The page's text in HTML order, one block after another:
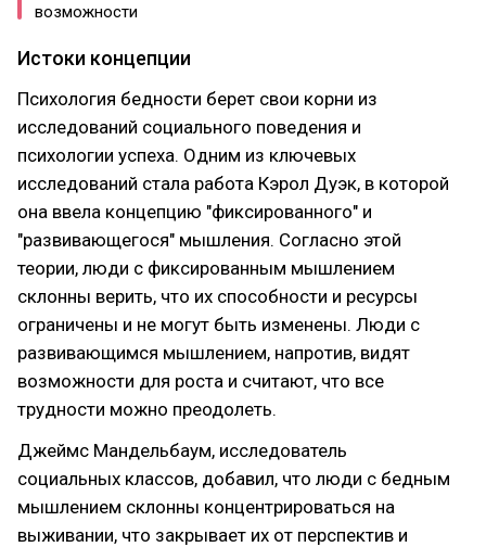
возможности
Истоки концепции
Психология бедности берет свои корни из
исследований социального поведения и
психологии успеха. Одним из ключевых
исследований стала работа Кэрол Дуэк, в которой
она ввела концепцию "фиксированного" и
"развивающегося" мышления. Согласно этой
теории, люди с фиксированным мышлением
склонны верить, что их способности и ресурсы
ограничены и не могут быть изменены. Люди с
развивающимся мышлением, напротив, видят
возможности для роста и считают, что все
трудности можно преодолеть.
Джеймс Мандельбаум, исследователь
социальных классов, добавил, что люди с бедным
мышлением склонны концентрироваться на
выживании, что закрывает их от перспектив и